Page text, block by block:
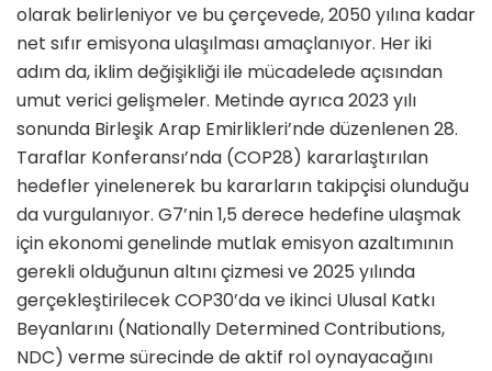
olarak belirleniyor ve bu çerçevede, 2050 yılına kadar
net sıfır emisyona ulaşılması amaçlanıyor. Her iki
adım da, iklim değişikliği ile mücadelede açısından
umut verici gelişmeler. Metinde ayrıca 2023 yılı
sonunda Birleşik Arap Emirlikleri’nde düzenlenen 28.
Taraflar Konferansı’nda (COP28) kararlaştırılan
hedefler yinelenerek bu kararların takipçisi olunduğu
da vurgulanıyor. G7’nin 1,5 derece hedefine ulaşmak
için ekonomi genelinde mutlak emisyon azaltımının
gerekli olduğunun altını çizmesi ve 2025 yılında
gerçekleştirilecek COP30’da ve ikinci Ulusal Katkı
Beyanlarını (Nationally Determined Contributions,
NDC) verme sürecinde de aktif rol oynayacağını